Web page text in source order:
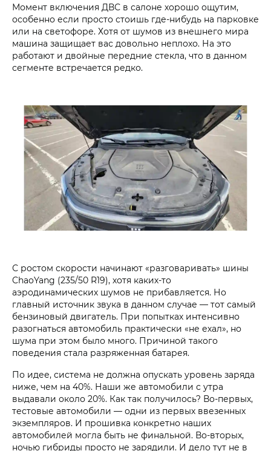
Момент включения ДВС в салоне хорошо ощутим,
особенно если просто стоишь где-нибудь на парковке
или на светофоре. Хотя от шумов из внешнего мира
машина защищает вас довольно неплохо. На это
работают и двойные передние стекла, что в данном
сегменте встречается редко.
С ростом скорости начинают «разговаривать» шины
ChaoYang (235/50 R19), хотя каких-то
аэродинамических шумов не прибавляется. Но
главный источник звука в данном случае — тот самый
бензиновый двигатель. При попытках интенсивно
разогнаться автомобиль практически «не ехал», но
шума при этом было много. Причиной такого
поведения стала разряженная батарея.
По идее, система не должна опускать уровень заряда
ниже, чем на 40%. Наши же автомобили с утра
выдавали около 20%. Как так получилось? Во-первых,
тестовые автомобили — одни из первых ввезенных
экземпляров. И прошивка конкретно наших
автомобилей могла быть не финальной. Во-вторых,
ночью гибриды просто не зарядили. И дело тут не в